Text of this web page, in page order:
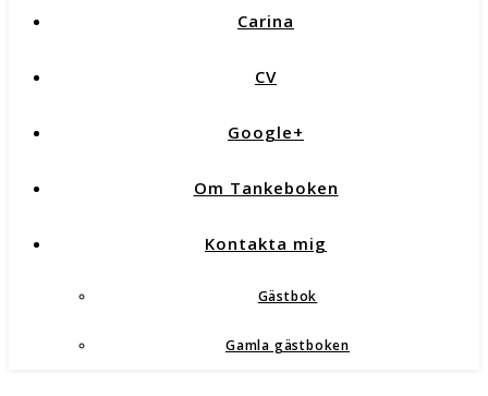
Carina
CV
Google+
Om Tankeboken
Kontakta mig
Gästbok
Gamla gästboken